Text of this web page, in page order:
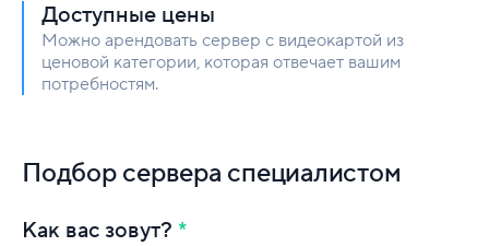
Доступные цены
Можно арендовать сервер с видеокартой из
ценовой категории, которая отвечает вашим
потребностям.
Подбор сервера специалистом
Как вас зовут?